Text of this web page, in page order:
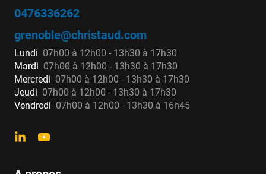
0476336262
grenoble@christaud.com
Lundi 07h00 à 12h00 - 13h30 à 17h30
Mardi 07h00 à 12h00 - 13h30 à 17h30
Mercredi 07h00 à 12h00 - 13h30 à 17h30
Jeudi 07h00 à 12h00 - 13h30 à 17h30
Vendredi 07h00 à 12h00 - 13h30 à 16h45